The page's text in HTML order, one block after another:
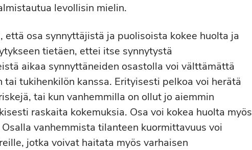
levollisin mielin.
että osa synnyttäjistä ja puolisoista kokee huolta ja
tietäen, ettei itse synnytystä
aikaa synnyttäneiden osastolla voi välttämättä
tai tukihenkilön kanssa. Erityisesti pelkoa voi herätä
tai kun vanhemmilla on ollut jo aiemmin
raskaita kokemuksia. Osa voi kokea huolta myös
vanhemmista tilanteen kuormittavuus voi
jotka voivat haitata myös varhaisen